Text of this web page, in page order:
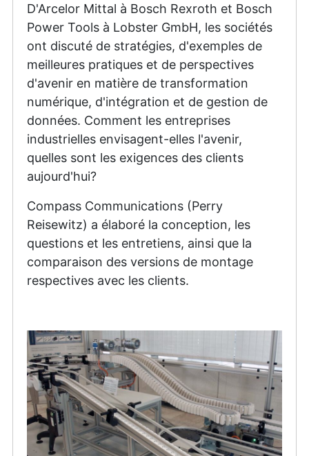
D'Arcelor Mittal à Bosch Rexroth et Bosch
Power Tools à Lobster GmbH, les sociétés
ont discuté de stratégies, d'exemples de
meilleures pratiques et de perspectives
d'avenir en matière de transformation
numérique, d'intégration et de gestion de
données. Comment les entreprises
industrielles envisagent-elles l'avenir,
quelles sont les exigences des clients
aujourd'hui?
Compass Communications (Perry
Reisewitz) a élaboré la conception, les
questions et les entretiens, ainsi que la
comparaison des versions de montage
respectives avec les clients.